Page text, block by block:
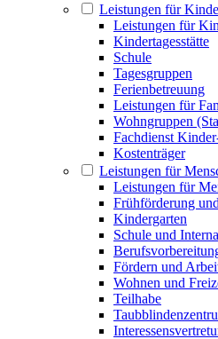
Leistungen für
Leistungen für
Kindertagesstätte
Schule
Tagesgruppen
Ferienbetreuung
Leistungen für
Wohngruppen
Fachdienst
Kostenträger
Leistungen für
Leistungen für
Frühförderung
Kindergarten
Schule und
Fördern und
Wohnen und
Teilhabe